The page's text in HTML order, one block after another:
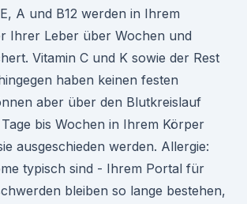
A und B12 werden in Ihrem
Ihrer Leber über Wochen und
Vitamin C und K sowie der Rest
haben keinen festen
aber über den Blutkreislauf
bis Wochen in Ihrem Körper
ausgeschieden werden. Allergie:
typisch sind - Ihrem Portal für
bleiben so lange bestehen,